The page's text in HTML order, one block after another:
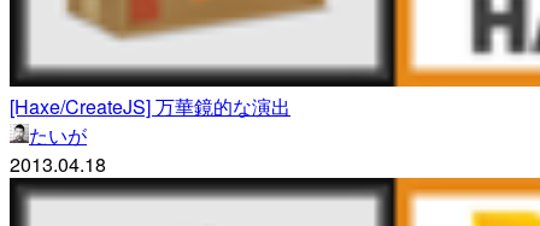
[Haxe/CreateJS] 万華鏡的な演出
たいが
2013.04.18